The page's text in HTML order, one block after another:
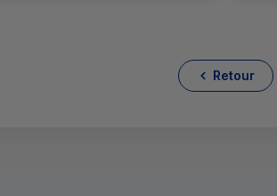
Retour